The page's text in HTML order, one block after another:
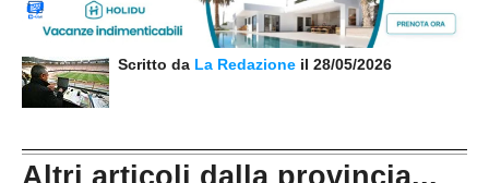
Scritto da La Redazione il 28/05/2026
Altri articoli dalla provincia...